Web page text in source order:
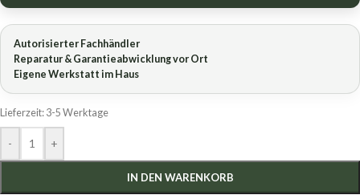
Autorisierter Fachhändler
Reparatur & Garantieabwicklung vor Ort
Eigene Werkstatt im Haus
Lieferzeit: 3-5 Werktage
- +
IN DEN WARENKORB